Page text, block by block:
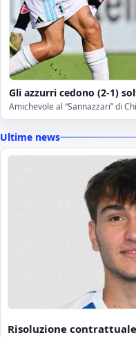
Gli azzurri cedono (2-1)
Amichevole al “Sannazzari” di
Ultime news
Risoluzione